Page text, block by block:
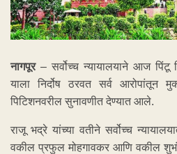
नागपूर – सर्वोच्च न्यायालयाने आज पिंटू
याला निर्दोष ठरवत सर्व आरोपांतून
पिटिशनवरील सुनावणीत देण्यात आले.
राजू भद्रे यांच्या वतीने सर्वोच्च
वकील प्रफुल मोहगावकर आणि वकील